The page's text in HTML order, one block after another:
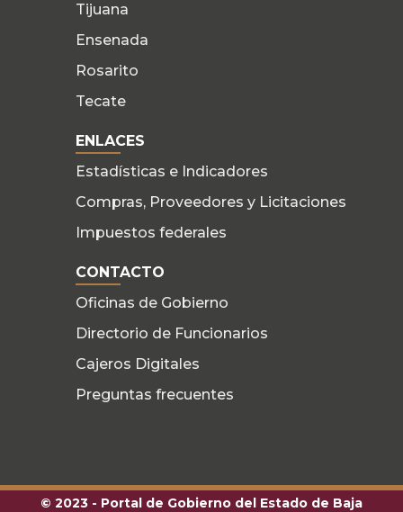
Tijuana
Ensenada
Rosarito
Tecate
ENLACES
Estadísticas e Indicadores
Compras, Proveedores y Licitaciones
Impuestos federales
CONTACTO
Oficinas de Gobierno
Directorio de Funcionarios
Cajeros Digitales
Preguntas frecuentes
© 2023 - Portal de Gobierno del Estado de Baja